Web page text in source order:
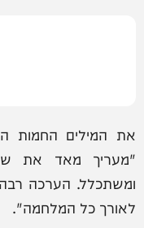
את המילים החמות
"מעריך מאד את
ומשתכלל. הערכה
לאורך כל המלחמה".